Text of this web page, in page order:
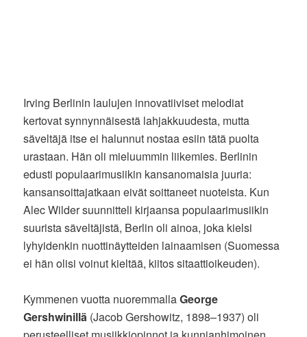
Irving Berlinin laulujen innovatiiviset melodiat
kertovat synnynnäisestä lahjakkuudesta, mutta
säveltäjä itse ei halunnut nostaa esiin tätä puolta
urastaan. Hän oli mieluummin liikemies. Berlinin
edusti populaarimusiikin kansanomaisia juuria:
kansansoittajatkaan eivät soittaneet nuoteista. Kun
Alec Wilder suunnitteli kirjaansa populaarimusiikin
suurista säveltäjistä, Berlin oli ainoa, joka kielsi
lyhyidenkin nuottinäytteiden lainaamisen (Suomessa
ei hän olisi voinut kieltää, kiitos sitaattioikeuden).
Kymmenen vuotta nuoremmallaGeorge
Gershwinillä (Jacob Gershowitz, 1898–1937) oli